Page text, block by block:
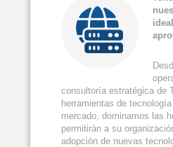
consultoría estratégica de
herramientas de
mercado, dominamos las
permitirán a su
adopción de nuevas